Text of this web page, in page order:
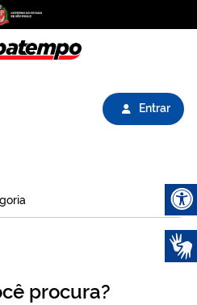
Entrar
procura?